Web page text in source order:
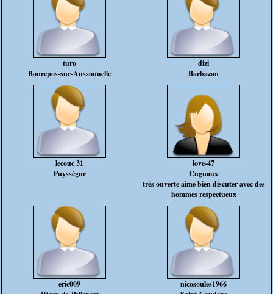
turo
Bonrepos-sur-Aussonnelle
dizi
Barbazan
lecouc 31
Puysségur
love-47
Cugnaux
très ouverte aime bien discuter avec des
hommes respectueux
eric009
nicosoules1966